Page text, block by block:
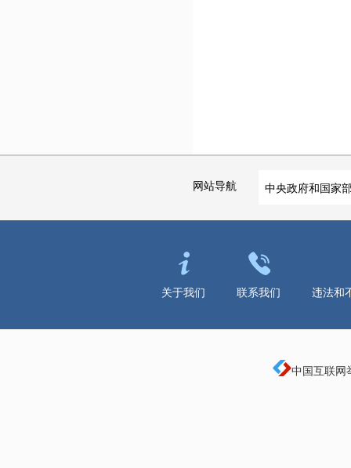
网站导航 中央政府和国家
关于我们 联系我们 违法和
中国互联网